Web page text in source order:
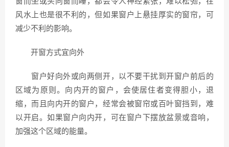
风水上也是很不利的，但如果窗户上悬挂厚实的窗帘，可
减少不利的影响。
开窗方式宜向外
窗户好向外或向两侧开，以不要干扰到开窗户前后的
区域为原则。向内开的窗户，会使居住者变得胆小，退
缩，而且向内开的窗户，经常会被窗帘或百叶窗挡到，难
以开启。如果窗户向内开，可在窗户下摆放盆景或音响，
加强这个区域的能量。